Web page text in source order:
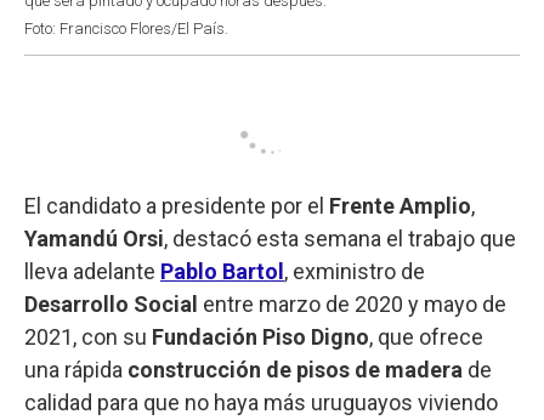
Foto: Francisco Flores/El País.
El candidato a presidente por el Frente Amplio,
Yamandú Orsi, destacó esta semana el trabajo que
lleva adelante Pablo Bartol , exministro de
Desarrollo Social entre marzo de 2020 y mayo de
2021, con su Fundación Piso Digno, que ofrece
una rápida construcción de pisos de madera de
calidad para que no haya más uruguayos viviendo